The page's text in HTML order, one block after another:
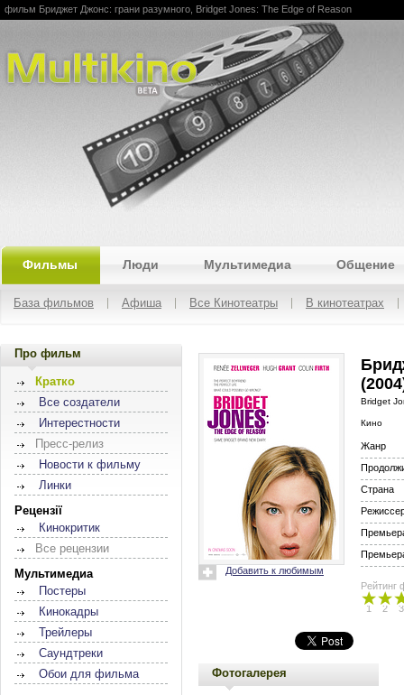
Multikino
фильм Бриджет Джонс: грани разумного, Bridget Jones: The Edge of Reason
Фильмы Люди Мультимедиа Общение
База фильмов Афиша Все Кинотеатры В кинотеатрах
Про фильм
Кратко
Все создатели
Интерестности
Пресс-релиз
Новости к фильму
Линки
Рецензії
Кинокритик
Все рецензии
Мультимедиа
Постеры
Кинокадры
Трейлеры
Саундтреки
Обои для фильма
Добавить к любимым
Bridget
Кино
Жанр
Страна
Рейтинг
1 2 3
Фотогалерея